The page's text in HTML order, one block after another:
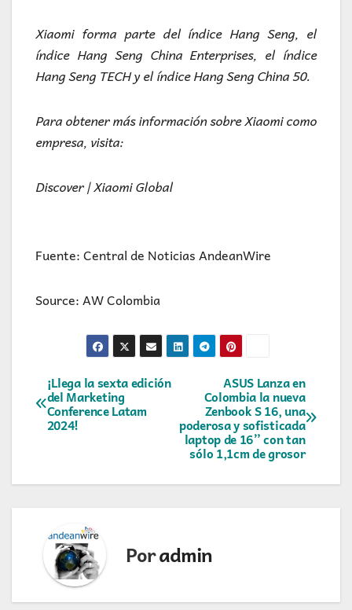
Xiaomi forma parte del índice Hang Seng, el
índice Hang Seng China Enterprises, el índice
Hang Seng TECH y el índice Hang Seng China 50.
Para obtener más información sobre Xiaomi como
empresa, visita:
Discover | Xiaomi Global
Fuente: Central de Noticias AndeanWire
Source: AW Colombia
Navegación
de
ASUS Lanza en
Colombia la nueva
Zenbook S 16, una
poderosa y sofisticada
laptop de 16” con tan
sólo 1,1cm de grosor
¡Llega la sexta edición
del Marketing
Conference Latam
2024!
Poradmin